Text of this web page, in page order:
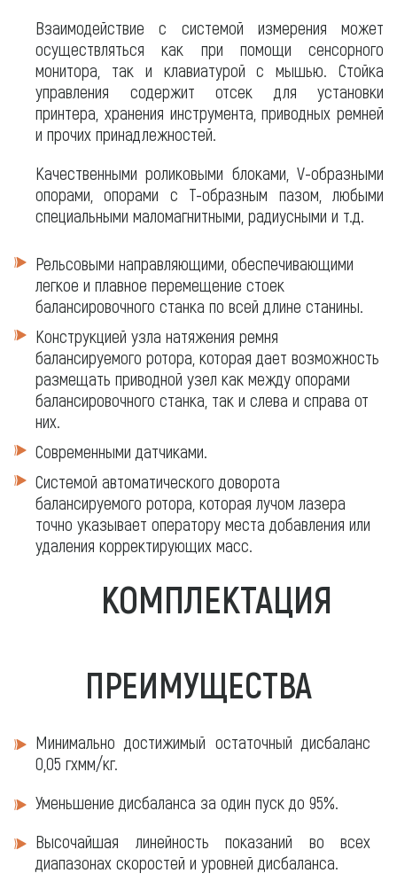
Взаимодействие с системой измерения может
осуществляться как при помощи сенсорного
монитора, так и клавиатурой с мышью. Стойка
управления содержит отсек для установки
принтера, хранения инструмента, приводных ремней
и прочих принадлежностей.
Качественными роликовыми блоками, V-образными
опорами, опорами с Т-образным пазом, любыми
специальными маломагнитными, радиусными и т.д.
Рельсовыми направляющими, обеспечивающими
легкое и плавное перемещение стоек
балансировочного станка по всей длине станины.
Конструкцией узла натяжения ремня
балансируемого ротора, которая дает возможность
размещать приводной узел как между опорами
балансировочного станка, так и слева и справа от
них.
Современными датчиками.
Системой автоматического доворота
балансируемого ротора, которая лучом лазера
точно указывает оператору места добавления или
удаления корректирующих масс.
КОМПЛЕКТАЦИЯ
ПРЕИМУЩЕСТВА
Минимально достижимый остаточный дисбаланс
0,05 гхмм/кг.
Уменьшение дисбаланса за один пуск до 95%.
Высочайшая линейность показаний во всех
диапазонах скоростей и уровней дисбаланса.